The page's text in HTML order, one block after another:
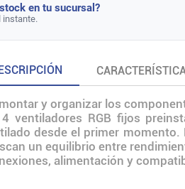
en tu sucursal?
instante.
y organizar los
ventiladores RGB fijos
desde el primer
un equilibrio entre
alimentación y